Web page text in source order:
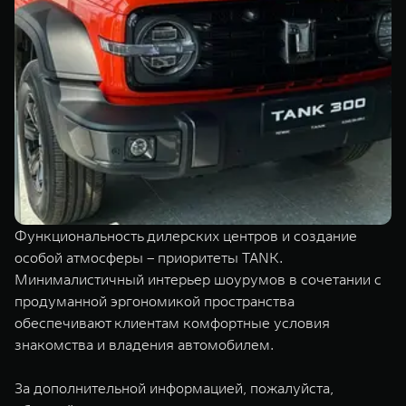
Функциональность дилерских центров и создание
особой атмосферы – приоритеты TANK.
Минималистичный интерьер шоурумов в сочетании с
продуманной эргономикой пространства
обеспечивают клиентам комфортные условия
знакомства и владения автомобилем.
За дополнительной информацией, пожалуйста,